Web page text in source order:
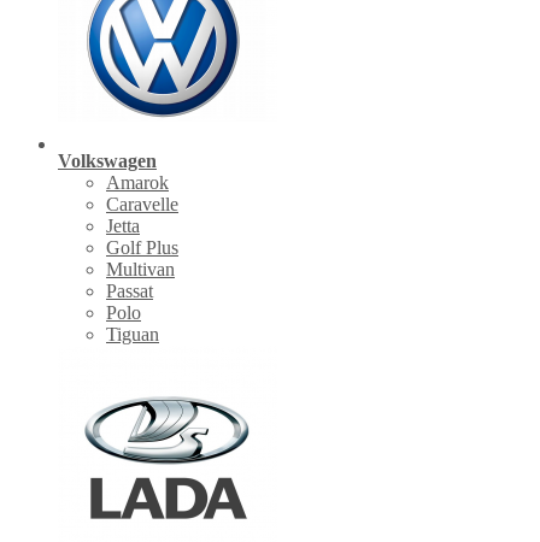
Volkswagen
Amarok
Caravelle
Jetta
Golf Plus
Multivan
Passat
Polo
Tiguan